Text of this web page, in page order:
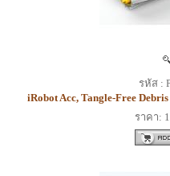
รหัส :
iRobot Acc, Tangle-Free
ราคา: